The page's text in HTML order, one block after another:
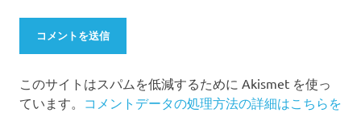
このサイトはスパムを低減するために Akismet を使っ
ています。 コメントデータの処理方法の詳細はこちらを